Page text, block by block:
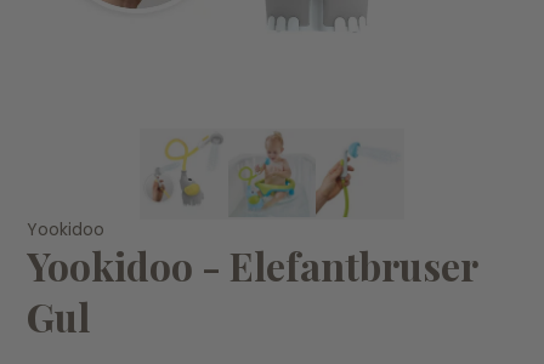
Stokke Flexi Bath - Lavendel
279,00 kr369,00 kr
Yookidoo
Yookidoo - Elefantbruser
Gul